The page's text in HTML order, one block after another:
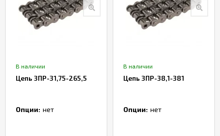
В наличии
Цепь 3ПР-31,75-265,5
Опции: нет
В наличии
Цепь 3ПР-38,1-381
Опции: нет